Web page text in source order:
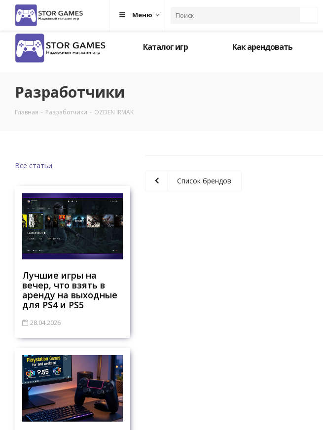
Каталог игр Как арендовать
Меню
Разработчики
Главная - Разработчики - OZDEN IRMAK
Список брендов
Все статьи
Лучшие игры на
вечер, что взять в
аренду на выходные
для PS4 и PS5
28.04.2026